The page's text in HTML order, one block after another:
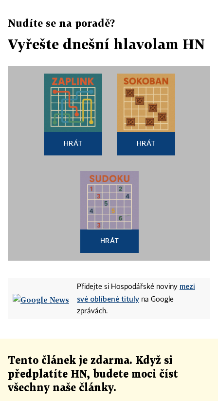
Nudíte se na poradě?
Vyřešte dnešní hlavolam HN
HRÁT HRÁT
HRÁT
Přidejte si Hospodářské noviny mezi
své oblíbené tituly na Google
zprávách.
Tento článek je zdarma. Když si
předplatíte HN, budete moci číst
všechny naše články.